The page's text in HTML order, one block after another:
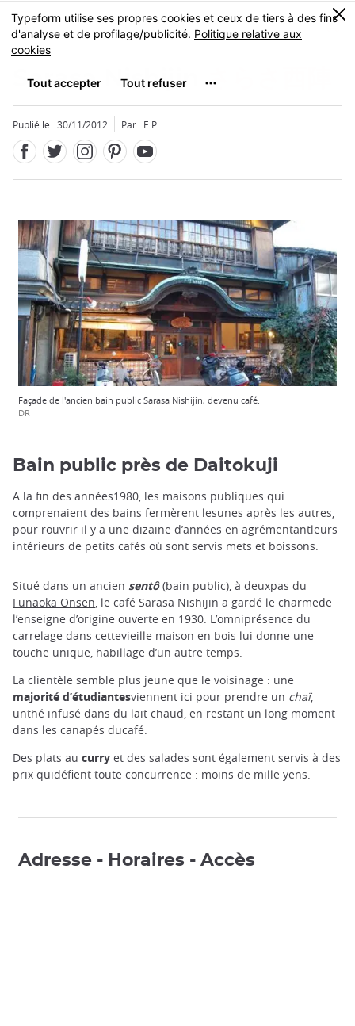
Skip
to
main
MENU
0
Sarasa Nishijinさらさ西陣
Publié le : 30/11/2012 Par : E.P.
Façade de l'ancien bain public Sarasa Nishijin, devenu café.
DR
Bain public près de Daitokuji
A la fin des années1980, les maisons publiques qui
comprenaient des bains fermèrent lesunes après les autres,
pour rouvrir il y a une dizaine d’années en agrémentantleurs
intérieurs de petits cafés où sont servis mets et boissons.
Situé dans un ancien sentô(bain public), à deuxpas du
Funaoka Onsen , le café Sarasa Nishijin a gardé le charmede
l’enseigne d’origine ouverte en 1930. L’omniprésence du
carrelage dans cettevieille maison en bois lui donne une
touche unique, habillage d’un autre temps.
La clientèle semble plus jeune que le voisinage : une
majorité d’étudiantesviennent ici pour prendre un chaï,
unthé infusé dans du lait chaud, en restant un long moment
dans les canapés ducafé.
Des plats au curry et des salades sont également servis à des
prix quidéfient toute concurrence : moins de mille yens.
Adresse - Horaires - Accès